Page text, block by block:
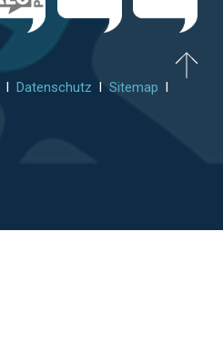
Datenschutz Sitemap